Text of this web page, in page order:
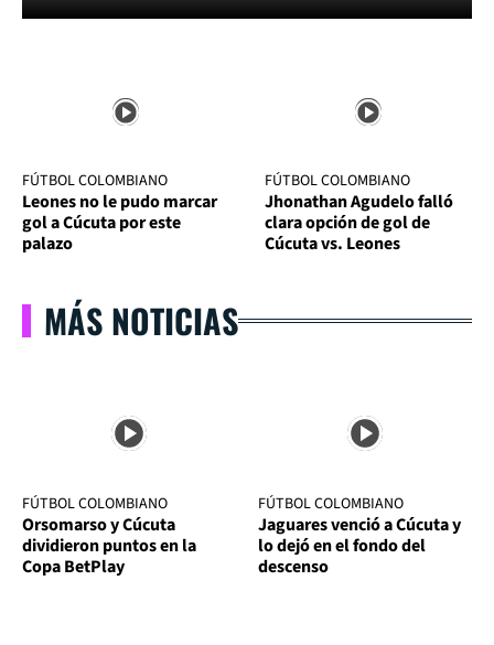
FÚTBOL COLOMBIANO
Leones no le pudo marcar
gol a Cúcuta por este
palazo
FÚTBOL COLOMBIANO
Jhonathan Agudelo falló
clara opción de gol de
Cúcuta vs. Leones
MÁS NOTICIAS
FÚTBOL COLOMBIANO
Orsomarso y Cúcuta
dividieron puntos en la
Copa BetPlay
FÚTBOL COLOMBIANO
Jaguares venció a Cúcuta y
lo dejó en el fondo del
descenso